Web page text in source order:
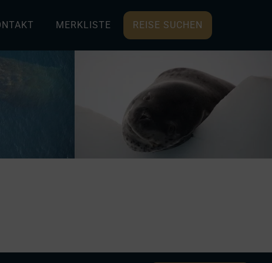
MERKLISTE REISE SUCHEN